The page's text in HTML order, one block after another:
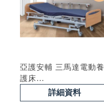
亞護安輔 三馬達電動養
護床
型號 : AF-A300E
詳細資料